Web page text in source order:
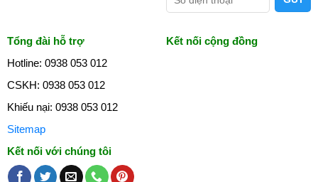
Tổng đài hỗ trợ
Hotline: 0938 053 012
CSKH: 0938 053 012
Khiếu nại: 0938 053 012
Sitemap
Kết nối với chúng tôi
Kết nối cộng đồng